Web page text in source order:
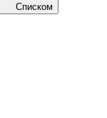
Списком